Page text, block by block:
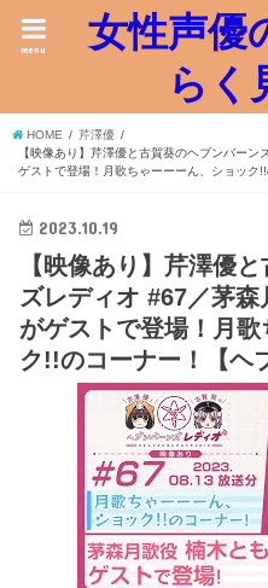
女性声優
らく
menu
HOME
芹澤優
【映像あり】芹澤優と古賀葵のヘブンバー
ゲストで登場！月歌ちゃーーーん、ショック
2023.10.19
【映像あり】芹澤優
ズレディオ #67／茅
がゲストで登場！月
ク!!のコーナー！【ヘ